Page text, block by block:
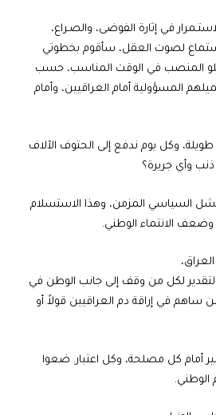
في إثارة الفوضى، والصـراع،
لصوت العقل، سأقوم بخطوتي
خلو المنصب في الوقت المناسب، حسب
وتحميلهم المسؤولية أمام العراقيين، وأمام
وكل يوم ندفع إلى الحتوف الآلاف
ذنب وأي جريرة؟
السياسي المزمن، وهذا الاستسلام
الانتماء الوطني.
لكل من وقف إلى جانب الوطن في
ساهم في إراقة دم العراقيين قولاً أو
أمام كل مصلحة، وكل اعتبار. ضعوا